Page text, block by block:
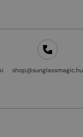
shop@sunglassmagic.hu